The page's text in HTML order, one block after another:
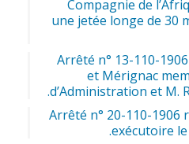
Compagnie de
une jetée longe de 30
Arrêté n° 13-110-
et Mérignac
d’Administration et M.
Arrêté n° 20-110-
exécutoire le